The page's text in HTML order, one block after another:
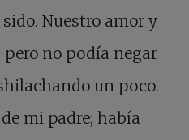
Nuestro amor y
no podía negar
un poco.
mi padre; había